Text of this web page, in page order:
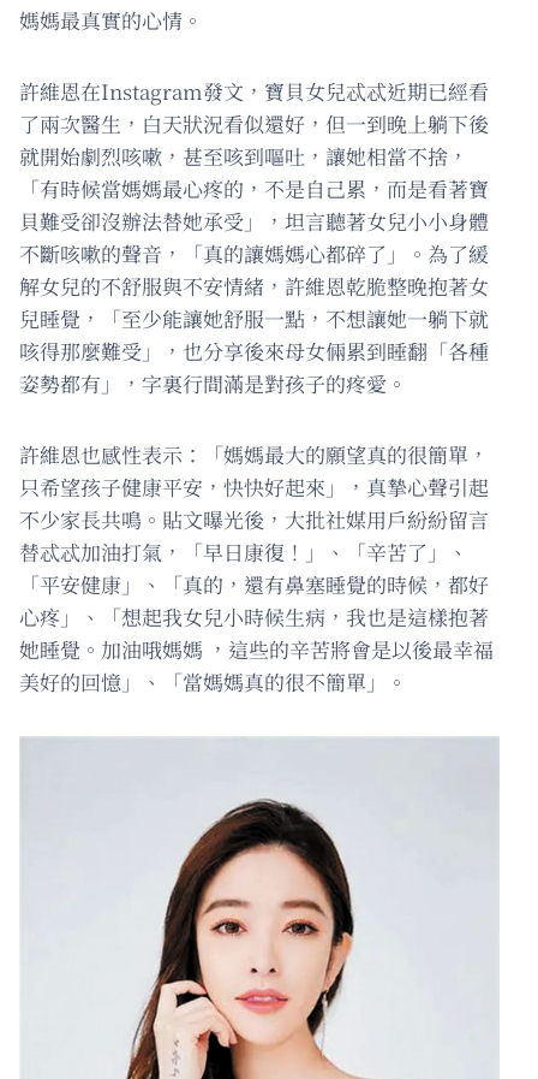
媽媽最真實的心情。
許維恩在Instagram發文，寶貝女兒忒忒近期已經看
了兩次醫生，白天狀況看似還好，但一到晚上躺下後
就開始劇烈咳嗽，甚至咳到嘔吐，讓她相當不捨，
「有時候當媽媽最心疼的，不是自己累，而是看著寶
貝難受卻沒辦法替她承受」，坦言聽著女兒小小身體
不斷咳嗽的聲音，「真的讓媽媽心都碎了」。為了緩
解女兒的不舒服與不安情緒，許維恩乾脆整晚抱著女
兒睡覺，「至少能讓她舒服一點，不想讓她一躺下就
咳得那麼難受」，也分享後來母女倆累到睡翻「各種
姿勢都有」，字裏行間滿是對孩子的疼愛。
許維恩也感性表示：「媽媽最大的願望真的很簡單，
只希望孩子健康平安，快快好起來」，真摯心聲引起
不少家長共鳴。貼文曝光後，大批社媒用戶紛紛留言
替忒忒加油打氣，「早日康復！」、「辛苦了」、
「平安健康」、「真的，還有鼻塞睡覺的時候，都好
心疼」、「想起我女兒小時候生病，我也是這樣抱著
她睡覺。加油哦媽媽 ，這些的辛苦將會是以後最幸福
美好的回憶」、「當媽媽真的很不簡單」。